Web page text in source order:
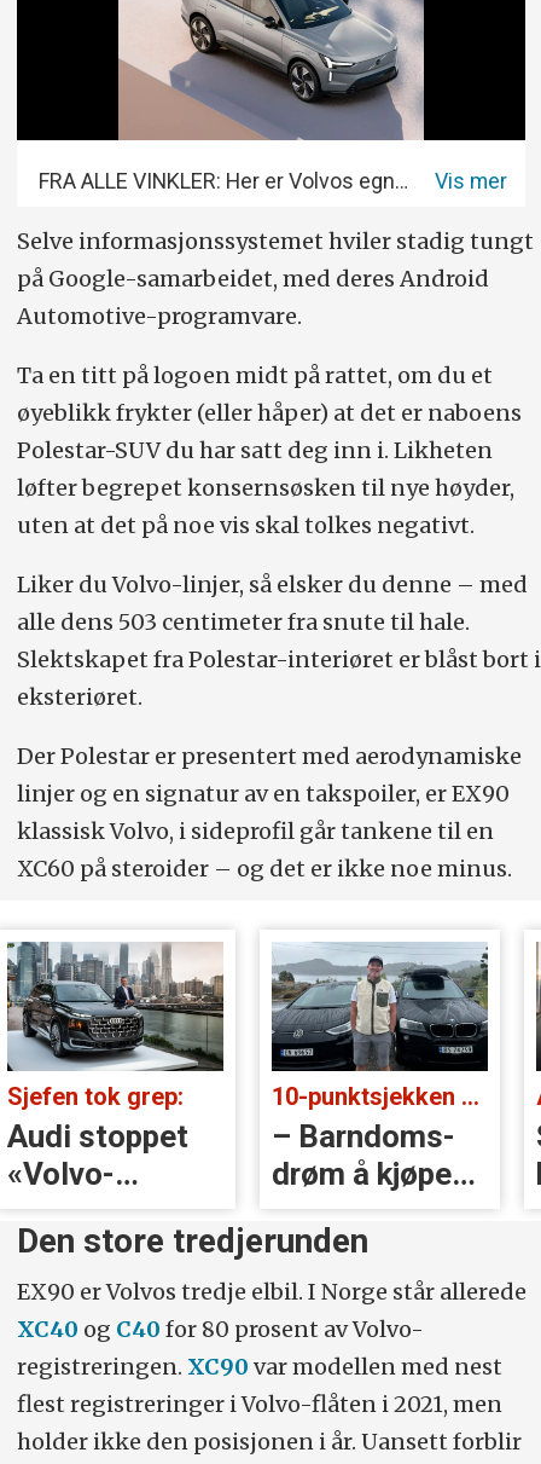
FRA ALLE VINKLER: Her er Volvos egne eksteriørbilder av bilen.
Selve informasjonssystemet hviler stadig tungt
på Google-samarbeidet, med deres Android
Automotive-programvare.
Ta en titt på logoen midt på rattet, om du et
øyeblikk frykter (eller håper) at det er naboens
Polestar-SUV du har satt deg inn i. Likheten
løfter begrepet konsern­søsken til nye høyder,
uten at det på noe vis skal tolkes negativt.
Liker du Volvo-linjer, så elsker du denne – med
alle dens 503 centimeter fra snute til hale.
Slektskapet fra Polestar-interiøret er blåst bort i
eksteriøret.
Der Polestar er presentert med aerodynamiske
linjer og en signatur av en takspoiler, er EX90
klassisk Volvo, i sideprofil går tankene til en
XC60 på steroider – og det er ikke noe minus.
Sjefen tok grep:
Audi stoppet
«Volvo-
håndtak» rett
før lansering
10-punktsjekken med Christian Paasche:
– Barndoms­
drøm å kjøpe
BMW
Den store tredjerunden
EX90 er Volvos tredje elbil. I Norge står allerede
XC40 og C40 for 80 prosent av Volvo-
registreringen. XC90 var modellen med nest
flest registreringer i Volvo-flåten i 2021, men
holder ikke den posisjonen i år. Uansett forblir